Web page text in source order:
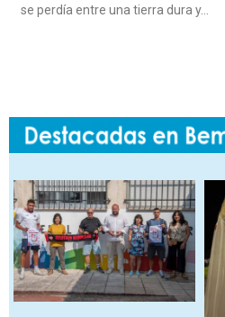
se perdía entre una tierra dura y…